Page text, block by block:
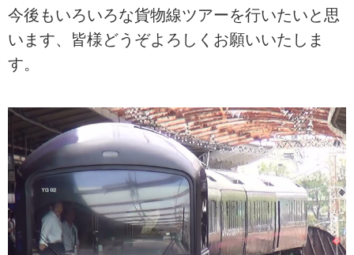
今後もいろいろな貨物線ツアーを行いたいと思
います、皆様どうぞよろしくお願いいたしま
す。